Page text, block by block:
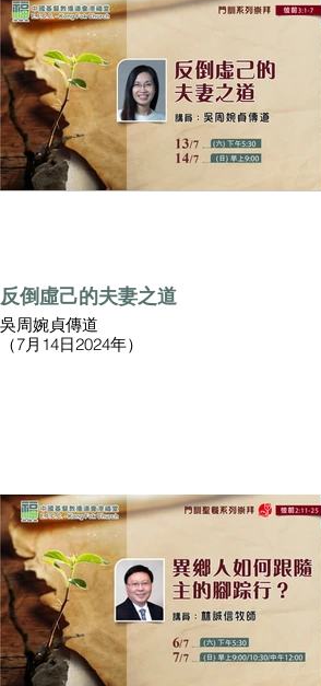
反倒虛己的夫妻之道
吳周婉貞傳道
（7月14日2024年）